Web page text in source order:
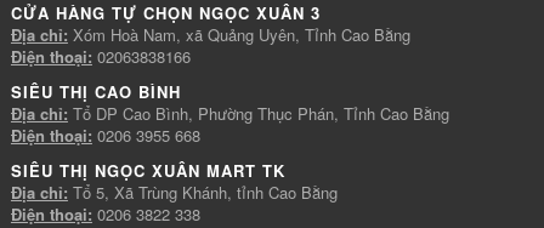
CỬA HÀNG TỰ CHỌN NGỌC XUÂN 3
Địa chỉ: Xóm Hoà Nam, xã Quảng Uyên, Tỉnh Cao Bằng
Điện thoại: 02063838166
SIÊU THỊ CAO BÌNH
Địa chỉ: Tổ DP Cao Bình, Phường Thục Phán, Tỉnh Cao Bằng
Điện thoại: 0206 3955 668
SIÊU THỊ NGỌC XUÂN MART TK
Địa chỉ: Tổ 5, Xã Trùng Khánh, tỉnh Cao Bằng
Điện thoại: 0206 3822 338